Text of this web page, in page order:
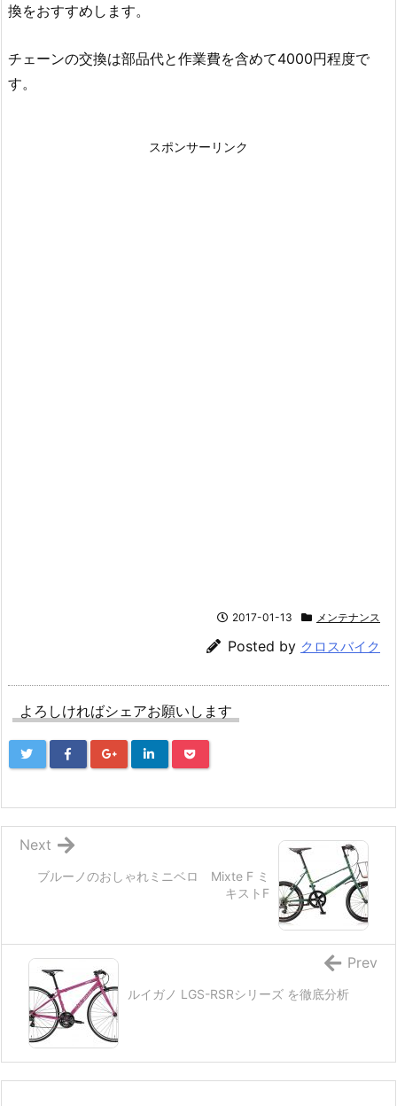
換をおすすめします。
チェーンの交換は部品代と作業費を含めて4000円程度で
す。
スポンサーリンク
2017-01-13 メンテナンス
Posted by クロスバイク
よろしければシェアお願いします
ブルーノのおしゃれミニベロ Mixte F ミ
キストF
Next
ルイガノ LGS-RSRシリーズ を徹底分析
Prev